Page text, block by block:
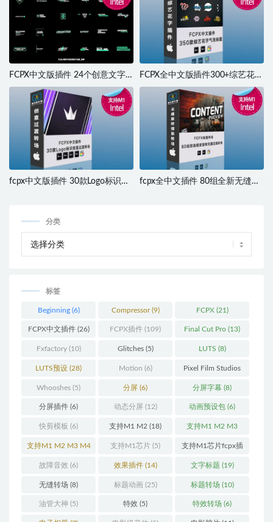
FCPX中文版插件 24个创意文字
标题动画预设包 支持M1 M2
FCPX全中文版插件300+综艺花字
气泡搞笑标题含音效支持M1 M2
fcpx中文版插件 30款Logo标识创
fcpx全中文插件 80组全新无缝相
分类
标签
Beginning(6) Compressor(9) FCPX(21)
FCPX中文插件(26) FCPX插件 (109) Final Cut Pro (13)
Fxfactory(10) Glitches(5) LUTS (8)
LUTS预设 (28) Motion (6) Pixel Film Studios
(11)
Whooshes (5) 分屏 (6) 分屏字幕 (8)
分屏插件 (6) 动态分屏(12) 动画预设包 (6)
快剪模板 (6) 支持M1 M2 (18) 支持M1 M2 M3
(25)
支持M1 M2 M3 M4
(25)
支持M1芯片 (5) 支持M1芯片fcpx插
件(460)
故障音效 (6) 效果插件(14) 文字标题 (19)
无缝转场 (8) 标题动画(25) 标题转场 (10)
油管大神 (5) 特效 (5) 特效转场 (6)